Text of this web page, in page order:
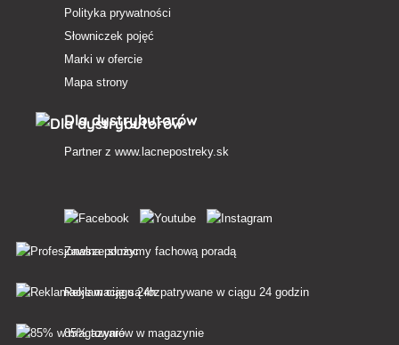
Polityka prywatności
Słowniczek pojęć
Marki w ofercie
Mapa strony
Dla dystrybutorów
Partner z www.lacnepostreky.sk
Zawsze służymy fachową poradą
Reklamacje są rozpatrywane w ciągu 24 godzin
85% towarów w magazynie